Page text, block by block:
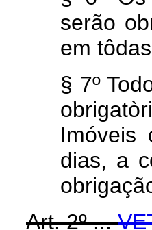
serão
em
§ 7º
Imóveis
dias, a
Art. 2º ...